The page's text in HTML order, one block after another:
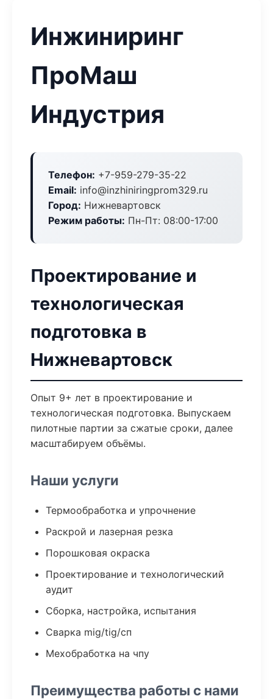
Инжиниринг
ПроМаш
Индустрия
Телефон: +7-959-279-35-22
Email: info@inzhiniringprom329.ru
Город: Нижневартовск
Режим работы: Пн-Пт: 08:00-17:00
Проектирование и
технологическая
подготовка в
Нижневартовск
Опыт 9+ лет в проектирование и
технологическая подготовка. Выпускаем
пилотные партии за сжатые сроки, далее
масштабируем объёмы.
Наши услуги
Термообработка и упрочнение
Раскрой и лазерная резка
Порошковая окраска
Проектирование и технологический
аудит
Сборка, настройка, испытания
Сварка mig/tig/сп
Мехобработка на чпу
Преимущества работы с нами